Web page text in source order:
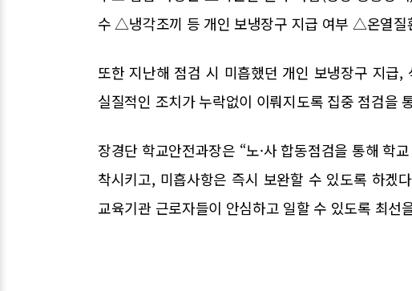
수 △냉각조끼 등 개인 보냉장구 지급 여부 △온열질
또한 지난해 점검 시 미흡했던 개인 보냉장구 지급
실질적인 조치가 누락없이 이뤄지도록 집중 점검을
장경단 학교안전과장은 “노·사 합동점검을 통해 학
착시키고, 미흡사항은 즉시 보완할 수 있도록 하겠
교육기관 근로자들이 안심하고 일할 수 있도록 최선